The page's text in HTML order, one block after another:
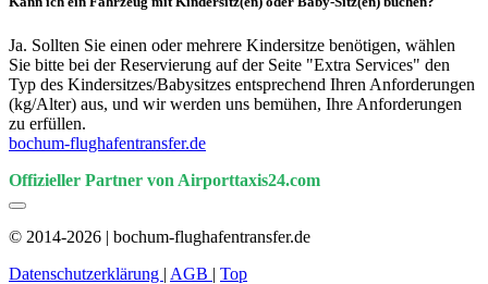
Ja. Sollten Sie einen oder mehrere Kindersitze benötigen, wählen
Sie bitte bei der Reservierung auf der Seite "Extra Services" den
Typ des Kindersitzes/Babysitzes entsprechend Ihren Anforderungen
(kg/Alter) aus, und wir werden uns bemühen, Ihre Anforderungen
zu erfüllen.
bochum-flughafentransfer.de
Offizieller Partner von Airporttaxis24.com
© 2014-2026 | bochum-flughafentransfer.de
Datenschutzerklärung | AGB | Top